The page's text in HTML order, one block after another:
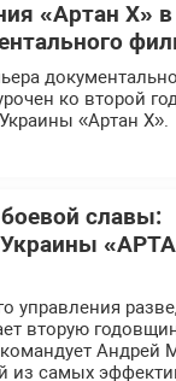
«Артан Х»
ко второй
«Артан Х».
славы:
управления
вторую
из самых